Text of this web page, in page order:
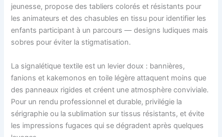
jeunesse, propose des tabliers colorés et résistants pour
les animateurs et des chasubles en tissu pour identifier les
enfants participant à un parcours — designs ludiques mais
sobres pour éviter la stigmatisation.
La signalétique textile est un levier doux : bannières,
fanions et kakemonos en toile légère attaquent moins que
des panneaux rigides et créent une atmosphère conviviale.
Pour un rendu professionnel et durable, privilégie la
sérigraphie ou la sublimation sur tissus résistants, et évite
les impressions fugaces qui se dégradent après quelques